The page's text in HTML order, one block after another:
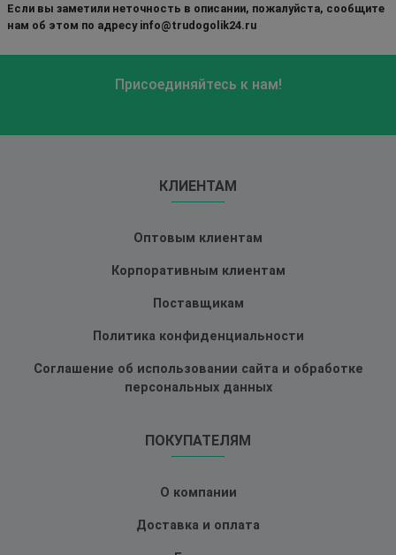
Если вы заметили неточность в описании, пожалуйста, сообщите
нам об этом по адресу info@trudogolik24.ru
Присоединяйтесь к нам!
КЛИЕНТАМ
Оптовым клиентам
Корпоративным клиентам
Поставщикам
Политика конфиденциальности
Соглашение об использовании сайта и обработке
персональных данных
ПОКУПАТЕЛЯМ
О компании
Доставка и оплата